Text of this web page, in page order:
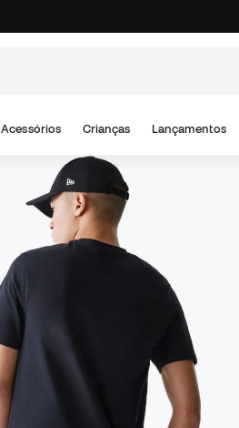
Acessórios Crianças Lançamentos